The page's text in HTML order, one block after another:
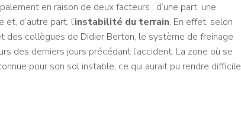
en raison de deux facteurs : d’une part, une
d’autre part, l’instabilité du terrain. En effet, selon
collègues de Didier Berton, le système de freinage
des derniers jours précédant l’accident. La zone où se
pour son sol instable, ce qui aurait pu rendre difficile